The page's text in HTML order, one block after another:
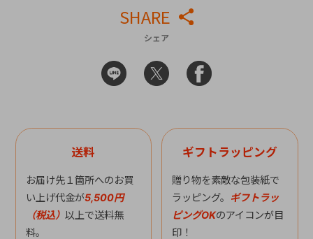
SHARE
シェア
送料
お届け先１箇所へのお買
い上げ代金が5,500円
（税込） 以上で送料無
料。
ギフトラッピング
贈り物を素敵な包装紙で
ラッピング。 ギフトラッ
ピングOKのアイコンが目
印！